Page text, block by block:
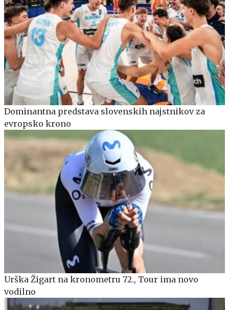
Dominantna predstava slovenskih najstnikov za
evropsko krono
Urška Žigart na kronometru 72., Tour ima novo
vodilno